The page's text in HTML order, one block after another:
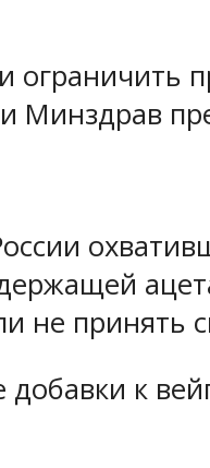
Минздрав
не принять
к